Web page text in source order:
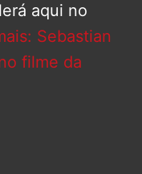
aqui no
Sebastian
filme da